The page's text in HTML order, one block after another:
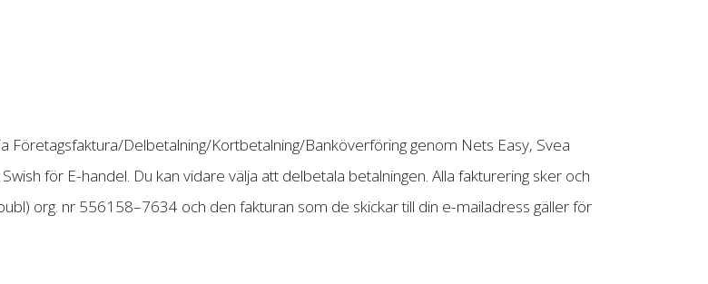
Företagsfaktura/Delbetalning/Kortbetalning/Banköverföring genom Nets Easy, Svea
Swish för E-handel. Du kan vidare välja att delbetala betalningen. Alla fakturering sker och
org. nr 556158–7634 och den fakturan som de skickar till din e-mailadress gäller för